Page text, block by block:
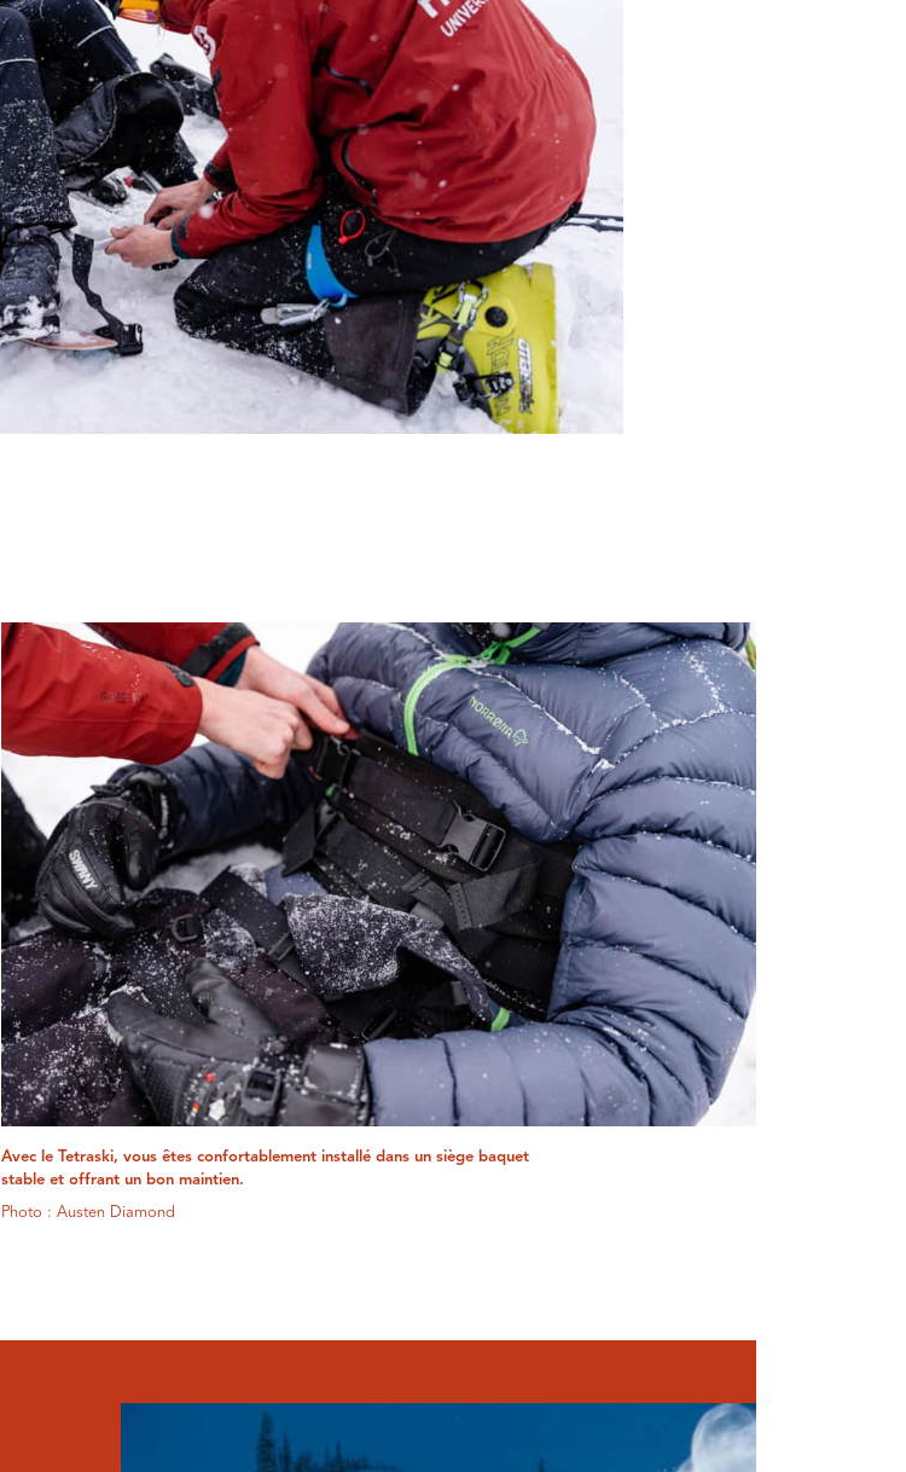
Avec le Tetraski, vous êtes confortablement installé dans un siège baquet
stable et offrant un bon maintien.
Photo : Austen Diamond